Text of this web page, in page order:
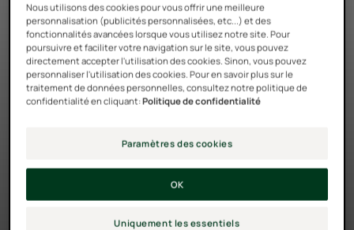
CHEVEUX SECS OU ABIMÉS?
de cheveux et votre
routine personnalisée
Nous utilisons des cookies pour vous offrir une meilleure
personnalisation (publicités personnalisées, etc...) et des
fonctionnalités avancées lorsque vous utilisez notre site. Pour
poursuivre et faciliter votre navigation sur le site, vous pouvez
directement accepter l'utilisation des cookies. Sinon, vous pouvez
personnaliser l'utilisation des cookies. Pour en savoir plus sur le
traitement de données personnelles, consultez notre politique de
confidentialité en cliquant:Politique de confidentialité
Paramètres des cookies
Uniquement les essentiels
OK